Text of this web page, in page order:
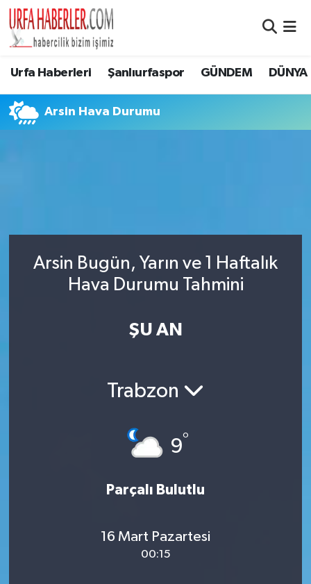
Urfa Haberleri Şanlıurfaspor GÜNDEM DÜNYA
Arsin Hava Durumu
Arsin Bugün, Yarın ve 1 Haftalık
Hava Durumu Tahmini
ŞU AN
Trabzon
9°
Parçalı Bulutlu
16 Mart Pazartesi
00:15
Şanlıurfa Nöbetçi Eczaneler
Son Dakika Haberleri